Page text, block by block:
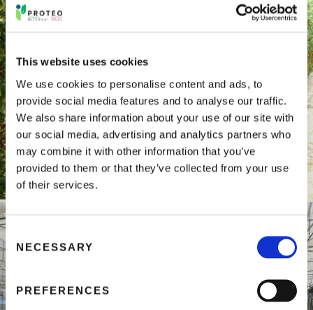
This website uses cookies
We use cookies to personalise content and ads, to
provide social media features and to analyse our traffic.
We also share information about your use of our site with
our social media, advertising and analytics partners who
may combine it with other information that you’ve
provided to them or that they’ve collected from your use
of their services.
C
o
n
s
e
NECESSARY
PREFERENCES